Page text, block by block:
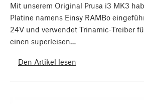
Mit unserem Original Prusa i3 MK3
Platine namens Einsy RAMBo
24V und verwendet Trinamic-Treiber
einen superleisen…
Den Artikel lesen